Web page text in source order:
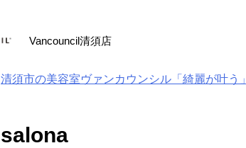
Vancouncil清須店
清須市の美容室ヴァンカウンシル「綺麗が叶う」
salona